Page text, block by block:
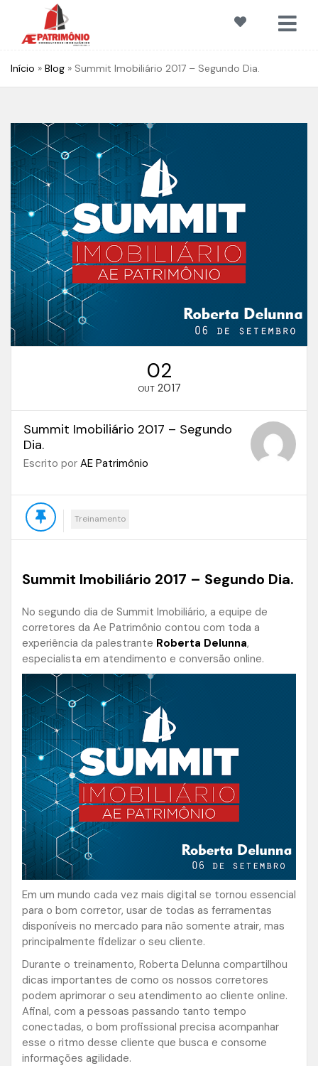
Início » Blog » Summit Imobiliário 2017 – Segundo Dia.
02
OUT 2017
Summit Imobiliário 2017 – Segundo
Dia.
Escrito por AE Patrimônio
Treinamento
Summit Imobiliário 2017 – Segundo Dia.
No segundo dia de Summit Imobiliário, a equipe de
corretores da Ae Patrimônio contou com toda a
experiência da palestrante Roberta Delunna,
especialista em atendimento e conversão online.
Em um mundo cada vez mais digital se tornou essencial
para o bom corretor, usar de todas as ferramentas
disponíveis no mercado para não somente atrair, mas
principalmente fidelizar o seu cliente.
Durante o treinamento, Roberta Delunna compartilhou
dicas importantes de como os nossos corretores
podem aprimorar o seu atendimento ao cliente online.
Afinal, com a pessoas passando tanto tempo
conectadas, o bom profissional precisa acompanhar
esse o ritmo desse cliente que busca e consome
informações agilidade.